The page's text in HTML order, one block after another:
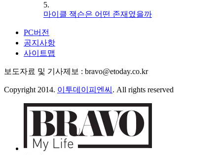
5.
마이클 잭슨은 어떤 존재였을까
PC버전
공지사항
사이트맵
보도자료 및 기사제보 : bravo@etoday.co.kr
Copyright 2014. 이투데이피엔씨 . All rights reserved